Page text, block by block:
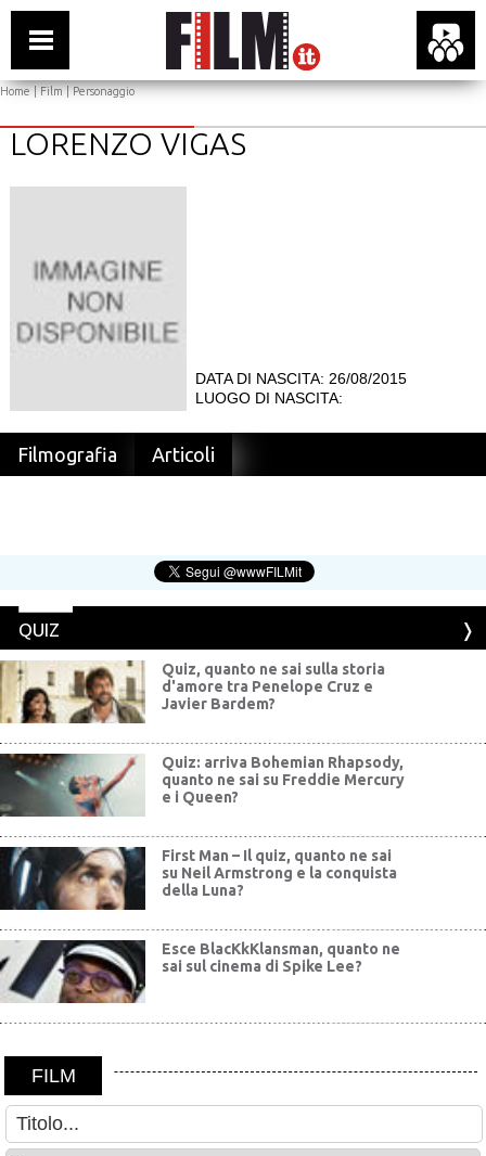
Home|Film| Personaggio
LORENZO VIGAS
DATA DI NASCITA: 26/08/2015
LUOGO DI NASCITA:
Filmografia Articoli
QUIZ
Quiz, quanto ne sai sulla storia
d'amore tra Penelope Cruz e
Javier Bardem?
Quiz: arriva Bohemian Rhapsody,
quanto ne sai su Freddie Mercury
e i Queen?
First Man – Il quiz, quanto ne sai
su Neil Armstrong e la conquista
della Luna?
Esce BlacKkKlansman, quanto ne
sai sul cinema di Spike Lee?